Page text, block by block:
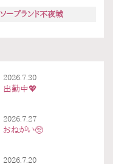
ソープランド不夜城
2026.7.30
出勤中💖
2026.7.27
おねがい🥺
2026.7.20